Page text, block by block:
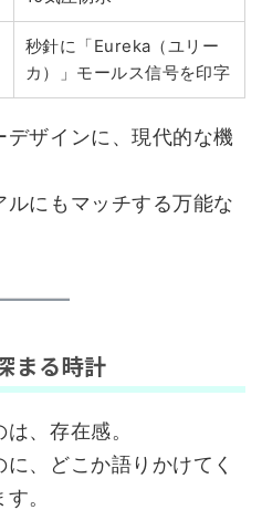
秒針に「Eureka（ユリー
カ）」モールス信号を印字
ザインに、現代的な機
にもマッチする万能な
まる時計
、存在感。
、どこか語りかけてく
。